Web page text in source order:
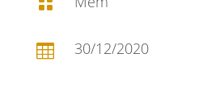
 30/12/2020